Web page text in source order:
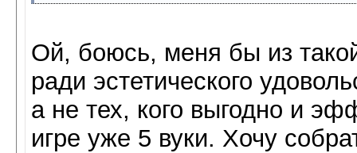
Ой, боюсь, меня бы из
ради эстетического
а не тех, кого выгодно и
игре уже 5 вуки. Хочу